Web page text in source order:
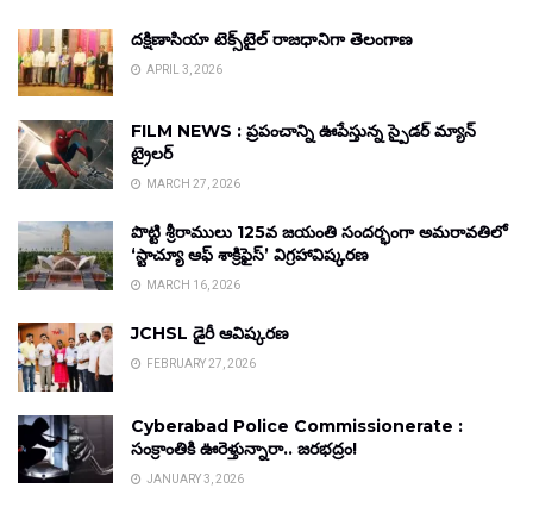
దక్షిణాసియా టెక్స్‌టైల్ రాజధానిగా తెలంగాణ
APRIL 3, 2026
FILM NEWS : ప్రపంచాన్ని ఊపేస్తున్న స్పైడర్ మ్యాన్
ట్రైలర్
MARCH 27, 2026
పొట్టి శ్రీరాములు 125వ జయంతి సందర్భంగా అమరావతిలో
‘స్టాచ్యూ ఆఫ్ శాక్రిఫైస్’ విగ్రహావిష్కరణ
MARCH 16, 2026
JCHSL డైరీ ఆవిష్కరణ
FEBRUARY 27, 2026
Cyberabad Police Commissionerate :
సంక్రాంతికి ఊరెళ్తున్నారా.. జరభద్రం!
JANUARY 3, 2026